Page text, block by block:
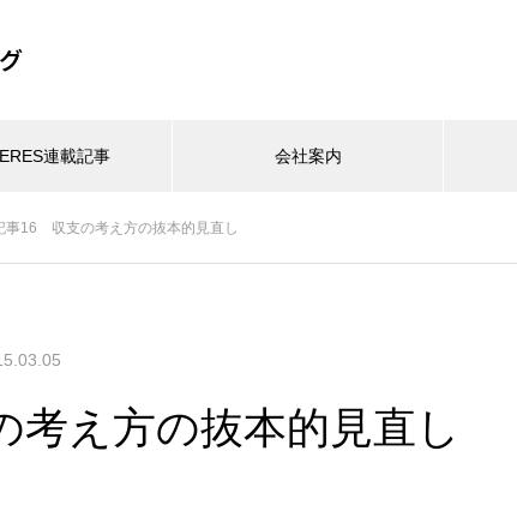
連載記事 会社案内
事16 収支の考え方の抜本的見直し
え方の抜本的見直し